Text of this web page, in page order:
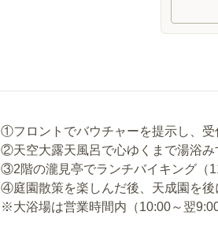
①フロントでバウチャーを提示し、受
②天空大露天風呂で心ゆくまで湯浴み
③2階の瀧見亭でランチバイキング（
④庭園散策を楽しんだ後、天成園を後
※大浴場は営業時間内（10:00～翌